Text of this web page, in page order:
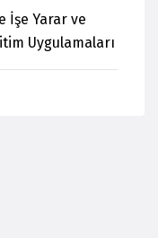
İşe Yarar ve
Uygulamaları